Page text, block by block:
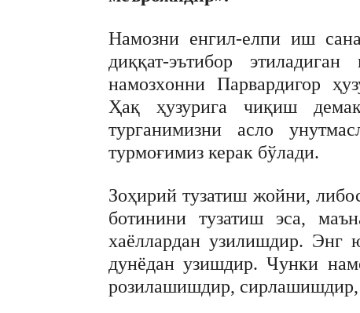
Намозни енгил-елпи иш
диққат-эътибор
намозxонни Парвардигор
Ҳақ ҳузурига чиқиш
турганимизни асло
турмоғимиз керак бўлади.
Зоҳирий тузатиш жойни,
ботинини тузатиш эса,
xаёллардан узилишдир. Энг
дунёдан узишдир. Чунки
розилашишдир, сирлашишдир,